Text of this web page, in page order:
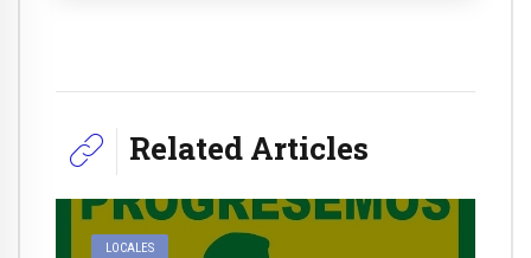
Related Articles
LOCALES